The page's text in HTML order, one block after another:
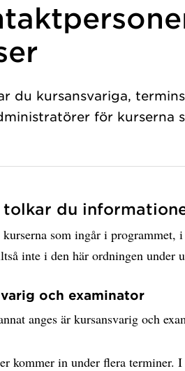
du kursansvariga,
för kurserna
tolkar du
som ingår i programmet,
inte i den här ordningen under
och examinator
anges är kursansvarig och
kommer in under flera terminer.